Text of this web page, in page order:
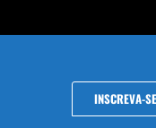
INSCREVA-SE